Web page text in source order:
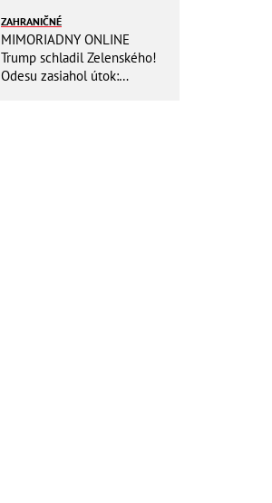
zranených
ZAHRANIČNÉ
MIMORIADNY ONLINE
Trump schladil Zelenského!
Odesu zasiahol útok: